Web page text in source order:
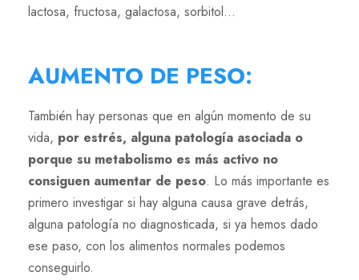
lactosa, fructosa, galactosa, sorbitol…
AUMENTO DE PESO:
También hay personas que en algún momento de su
vida, por estrés, alguna patología asociada o
porque su metabolismo es más activo no
consiguen aumentar de peso. Lo más importante es
primero investigar si hay alguna causa grave detrás,
alguna patología no diagnosticada, si ya hemos dado
ese paso, con los alimentos normales podemos
conseguirlo.